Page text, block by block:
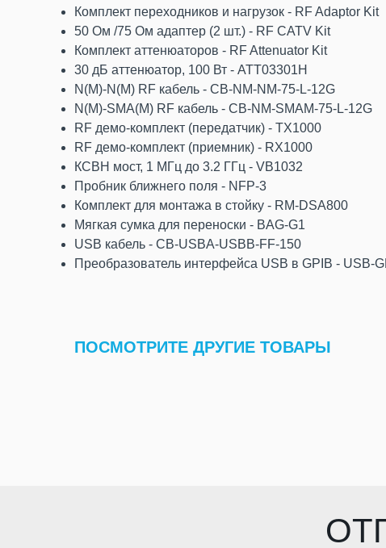
Комплект переходников и нагрузок - RF Adaptor Kit
50 Ом /75 Ом адаптер (2 шт.) - RF CATV Kit
Комплект аттенюаторов - RF Attenuator Kit
30 дБ аттенюатор, 100 Вт - ATT03301H
N(M)-N(M) RF кабель - CB-NM-NM-75-L-12G
N(M)-SMA(M) RF кабель - CB-NM-SMAM-75-L-12G
RF демо-комплект (передатчик) - TX1000
RF демо-комплект (приемник) - RX1000
КСВН мост, 1 МГц до 3.2 ГГц - VB1032
Пробник ближнего поля - NFP-3
Комплект для монтажа в стойку - RM-DSA800
Мягкая сумка для переноски - BAG-G1
USB кабель - CB-USBA-USBB-FF-150
Преобразователь интерфейса USB в GPIB - USB-
ПОСМОТРИТЕ ДРУГИЕ ТОВАРЫ